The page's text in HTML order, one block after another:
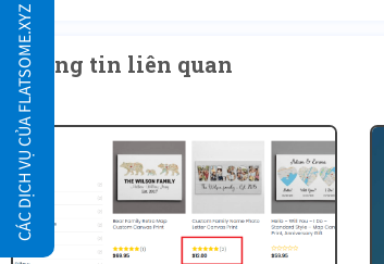
Thông tin liên quan
CÁC DỊCH VỤ CỦA FLATSOME.XYZ